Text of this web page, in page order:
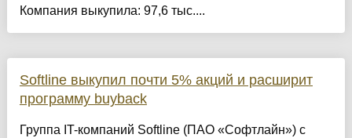
Компания выкупила: 97,6 тыс....
Softline выкупил почти 5% акций и расширит
программу buyback
Группа IT-компаний Softline (ПАО «Софтлайн») с